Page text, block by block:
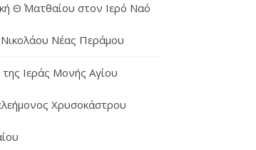
Θ΄ Ματθαίου στον Ιερό Ναό
Νέας Περάμου
Ιεράς Μονής Αγίου
Χρυσοκάστρου